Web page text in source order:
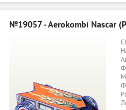
№19057 - Aerokombi Nascar